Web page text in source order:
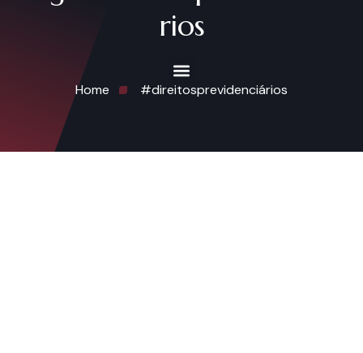
rios
Home #direitosprevidenciários